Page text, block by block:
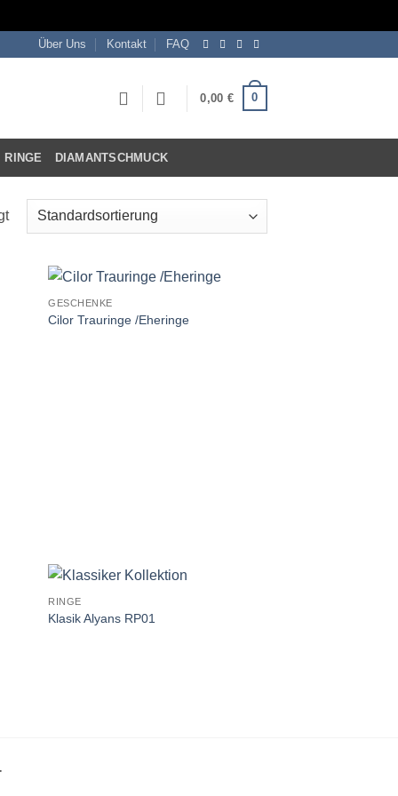
Über Uns Kontakt FAQ
0,00 € 0
RINGE DIAMANTSCHMUCK
GESCHENKE
Cilor Trauringe /Eheringe
RINGE
Klasik Alyans RP01